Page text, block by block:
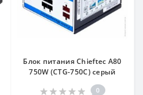
Блок питания Chieftec A80
750W (CTG-750C) серый
0